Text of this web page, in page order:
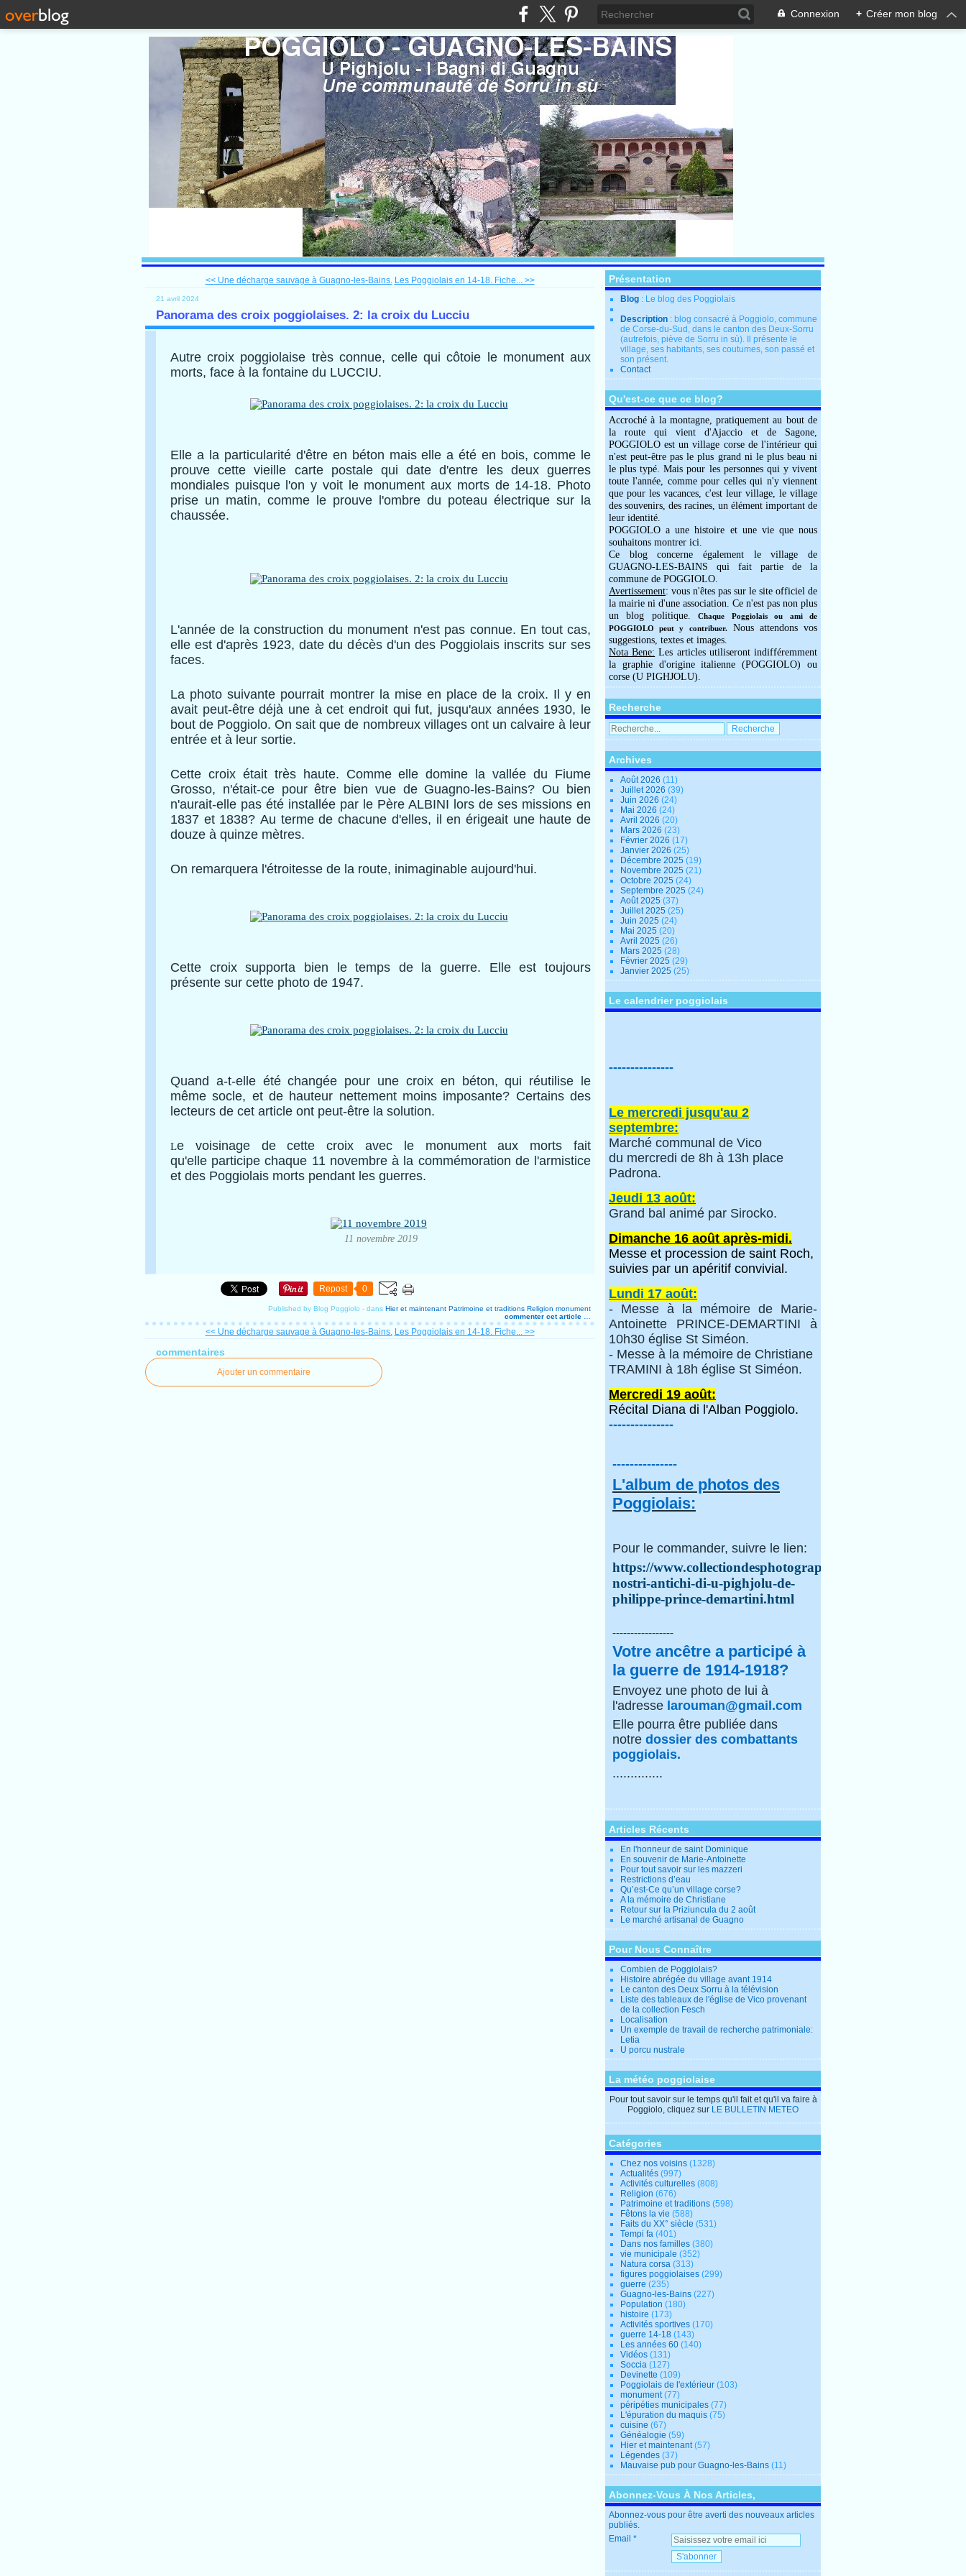
Connexion + Créer mon blog
<< Une décharge sauvage à Guagno-les-Bains. Les Poggiolais en 14-18. Fiche... >>
21 avril 2024
Panorama des croix poggiolaises. 2: la croix du Lucciu
Autre croix poggiolaise très connue, celle quicôtoie le monument aux
morts, face à la fontaine du LUCCIU.
Elle a la particularité d'être en béton mais elle a été en bois, comme le
prouve cette vieille carte postale qui date d'entre les deux guerres
mondiales puisque l'on y voit le monument aux morts de 14-18. Photo
prise un matin, comme le prouve l'ombre du poteau électrique sur la
chaussée.
L'année de la construction du monument n'est pas connue. En tout cas,
elle est d'après 1923, date du décès d'un des Poggiolais inscrits sur ses
faces.
La photo suivante pourrait montrer la mise en place de la croix. Il y en
avait peut-être déjà une à cet endroit qui fut, jusqu'aux années 1930, le
bout de Poggiolo. On sait que de nombreux villages ont un calvaire à leur
entrée et à leur sortie.
Cette croix était très haute. Comme elle domine la vallée du Fiume
Grosso, n'était-ce pour être bien vue de Guagno-les-Bains? Ou bien
n'aurait-elle pas été installée par le Père ALBINI lors de ses missions en
1837 et 1838? Au terme de chacune d'elles, il en érigeait une haute de
douze à quinze mètres.
On remarquera l'étroitesse de la route, inimaginable aujourd'hui.
Cette croix supporta bien le temps de la guerre. Elle est toujours
présente sur cette photo de 1947.
Quand a-t-elle été changée pour une croix en béton, qui réutilise le
même socle, et de hauteur nettement moins imposante? Certains des
lecteurs de cet article ont peut-être la solution.
Le voisinage de cette croix avec le monument aux morts fait
qu'elle participe chaque 11 novembre à la commémoration de l'armistice
et des Poggiolais morts pendant les guerres.
11 novembre 2019
Repost 0
Published by Blog Poggiolo - dans Hier et maintenant Patrimoine et traditions Religion monument
commenter cet article
<< Une décharge sauvage à Guagno-les-Bains. Les Poggiolais en 14-18. Fiche... >>
commentaires
Ajouter un commentaire
Présentation
Blog : Le blog des Poggiolais
Description : blog consacré à Poggiolo, commune
de Corse-du-Sud, dans le canton des Deux-Sorru
(autrefois, piève de Sorru in sù). Il présente le
village, ses habitants, ses coutumes, son passé et
son présent.
Contact
Qu'est-ce que ce blog?
Accroché à la montagne, pratiquement au bout de
la route qui vient d'Ajaccio et de Sagone,
POGGIOLO est un village corse de l'intérieur qui
n'est peut-être pas le plus grand ni le plus beau ni
le plus typé. Mais pour les personnes qui y vivent
toute l'année, comme pour celles qui n'y viennent
que pour les vacances, c'est leur village, le village
des souvenirs, des racines, un élément important de
leur identité.
POGGIOLO a une histoire et une vie que nous
souhaitons montrer ici.
Ce blog concerne également le village de
GUAGNO-LES-BAINS qui fait partie de la
commune de POGGIOLO.
Avertissement: vous n'êtes pas sur le site officiel de
la mairie ni d'une association. Ce n'est pas non plus
un blog politique.Chaque Poggiolais ou ami de
POGGIOLO peut y contribuer.Nous attendons vos
suggestions, textes et images.
Nota Bene: Les articles utiliseront indifféremment
la graphie d'origine italienne (POGGIOLO) ou
corse (U PIGHJOLU).
Recherche
Archives
Août 2026 (11)
Juillet 2026 (39)
Juin 2026 (24)
Mai 2026 (24)
Avril 2026 (20)
Mars 2026 (23)
Février 2026 (17)
Janvier 2026 (25)
Décembre 2025 (19)
Novembre 2025 (21)
Octobre 2025 (24)
Septembre 2025 (24)
Août 2025 (37)
Juillet 2025 (25)
Juin 2025 (24)
Mai 2025 (20)
Avril 2025 (26)
Mars 2025 (28)
Février 2025 (29)
Janvier 2025 (25)
Le calendrier poggiolais
---------------
Le mercredi jusqu'au 2
septembre:
Marché communal de Vico
du mercredi de 8h à 13h place
Padrona.
Jeudi 13 août:
Grand bal animé par Sirocko.
Dimanche 16 août après-midi.
Messe et procession de saint Roch,
suivies par un apéritif convivial.
Lundi 17 août:
- Messe à la mémoire de Marie-
Antoinette PRINCE-DEMARTINI à
10h30 église St Siméon.
- Messe à la mémoire de Christiane
TRAMINI à 18h église St Siméon.
Mercredi 19 août:
Récital Diana di l'Alban Poggiolo.
---------------
---------------
L'album de photos des
Poggiolais:
Pour le commander, suivre le lien:
https://www.collectiondesphotographes.com/i-
nostri-antichi-di-u-pighjolu-de-
philippe-prince-demartini.html
-----------------
Votre ancêtre a participé à
la guerre de 1914-1918?
Envoyez une photo de lui à
l'adresse larouman@gmail.com
Elle pourra être publiée dans
notre dossier des combattants
poggiolais.
..............
Articles Récents
En l'honneur de saint Dominique
En souvenir de Marie-Antoinette
Pour tout savoir sur les mazzeri
Restrictions d’eau
Qu’est-Ce qu’un village corse?
A la mémoire de Christiane
Retour sur la Priziuncula du 2 août
Le marché artisanal de Guagno
Pour Nous Connaître
Combien de Poggiolais?
Histoire abrégée du village avant 1914
Le canton des Deux Sorru à la télévision
Liste des tableaux de l'église de Vico provenant
de la collection Fesch
Localisation
Un exemple de travail de recherche patrimoniale:
Letia
U porcu nustrale
La météo poggiolaise
Pour tout savoir sur le temps qu'il fait et qu'il va faire à
Poggiolo, cliquez sur LE BULLETIN METEO
Catégories
Chez nos voisins (1328)
Actualités (997)
Activités culturelles (808)
Religion (676)
Patrimoine et traditions (598)
Fêtons la vie (588)
Faits du XX° siècle (531)
Tempi fa (401)
Dans nos familles (380)
vie municipale (352)
Natura corsa (313)
figures poggiolaises (299)
guerre (235)
Guagno-les-Bains (227)
Population (180)
histoire (173)
Activités sportives (170)
guerre 14-18 (143)
Les années 60 (140)
Vidéos (131)
Soccia (127)
Devinette (109)
Poggiolais de l'extérieur (103)
monument(77)
péripéties municipales (77)
L'épuration du maquis (75)
cuisine (67)
Généalogie (59)
Hier et maintenant(57)
Légendes (37)
Mauvaise pub pour Guagno-les-Bains (11)
Abonnez-Vous À Nos Articles,
Abonnez-vous pour être averti des nouveaux articles
publiés.
Email